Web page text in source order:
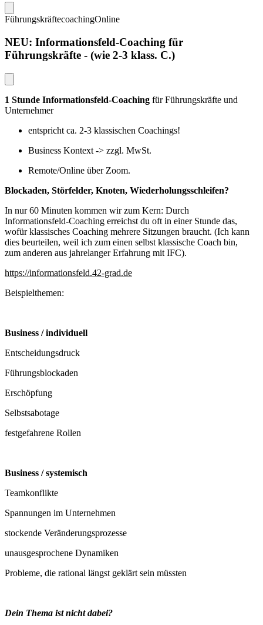
FührungskräftecoachingOnline
NEU: Informationsfeld-Coaching für
Führungskräfte - (wie 2-3 klass. C.)
1 Stunde Informationsfeld-Coaching für Führungskräfte und
Unternehmer
entspricht ca. 2-3 klassischen Coachings!
Business Kontext -> zzgl. MwSt.
Remote/Online über Zoom.
Blockaden, Störfelder, Knoten, Wiederholungsschleifen?
In nur 60 Minuten kommen wir zum Kern: Durch
Informationsfeld-Coaching erreichst du oft in einer Stunde das,
wofür klassisches Coaching mehrere Sitzungen braucht. (Ich kann
dies beurteilen, weil ich zum einen selbst klassische Coach bin,
zum anderen aus jahrelanger Erfahrung mit IFC).
https://informationsfeld.42-grad.de
Beispielthemen:
Business / individuell
Entscheidungsdruck
Führungsblockaden
Erschöpfung
Selbstsabotage
festgefahrene Rollen
Business / systemisch
Teamkonflikte
Spannungen im Unternehmen
stockende Veränderungsprozesse
unausgesprochene Dynamiken
Probleme, die rational längst geklärt sein müssten
Dein Thema ist nicht dabei?